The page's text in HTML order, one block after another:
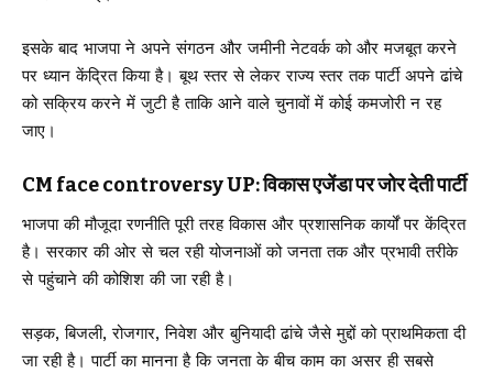
इसके बाद भाजपा ने अपने संगठन और जमीनी नेटवर्क को और मजबूत करने
पर ध्यान केंद्रित किया है। बूथ स्तर से लेकर राज्य स्तर तक पार्टी अपने ढांचे
को सक्रिय करने में जुटी है ताकि आने वाले चुनावों में कोई कमजोरी न रह
जाए।
CM face controversy UP: विकास एजेंडा पर जोर देती पार्टी
भाजपा की मौजूदा रणनीति पूरी तरह विकास और प्रशासनिक कार्यों पर केंद्रित
है। सरकार की ओर से चल रही योजनाओं को जनता तक और प्रभावी तरीके
से पहुंचाने की कोशिश की जा रही है।
सड़क, बिजली, रोजगार, निवेश और बुनियादी ढांचे जैसे मुद्दों को प्राथमिकता दी
जा रही है। पार्टी का मानना है कि जनता के बीच काम का असर ही सबसे